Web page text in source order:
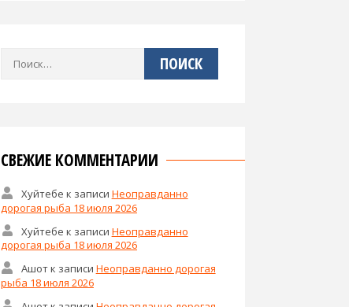
Найти:
СВЕЖИЕ КОММЕНТАРИИ
Хуйтебе к записи Неоправданно
дорогая рыба 18 июля 2026
Хуйтебе к записи Неоправданно
дорогая рыба 18 июля 2026
Ашотк записи Неоправданно дорогая
рыба 18 июля 2026